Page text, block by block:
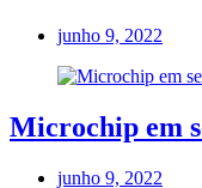
junho 9, 2022
Microchip em
junho 9, 2022